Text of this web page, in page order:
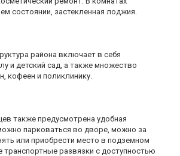
состоянии, застекленная лоджия.
района включает в себя
и детский сад, а также множество
кофеен и поликлинику.
также предусмотрена удобная
парковаться во дворе, можно за
или приобрести место в подземном
транспортные развязки с доступностью